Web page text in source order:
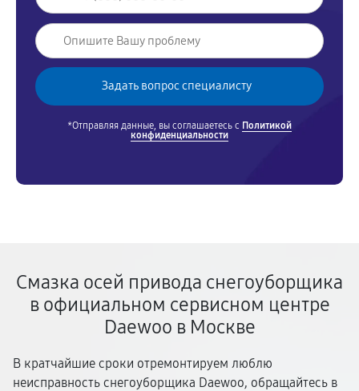
*Отправляя данные, вы соглашаетесь с Политикой
конфиденциальности
Смазка осей привода снегоуборщика
в официальном сервисном центре
Daewoo в Москве
В кратчайшие сроки отремонтируем люблю
неисправность снегоуборщика Daewoo, обращайтесь в